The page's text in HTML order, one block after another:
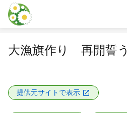
本文に飛ぶ
大漁旗作り 再開誓う
提供元サイトで表示